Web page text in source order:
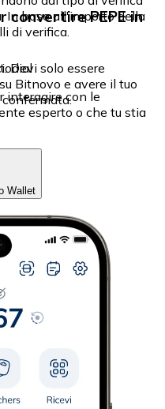
In base all'importo della
di verifica.
convertire PEPE in
Devi solo essere
Bitnovo e avere il tuo
interagire con le
esperto o che tu stia
Wallet